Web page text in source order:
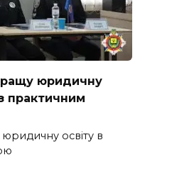
юридичну
практичним
освіту в